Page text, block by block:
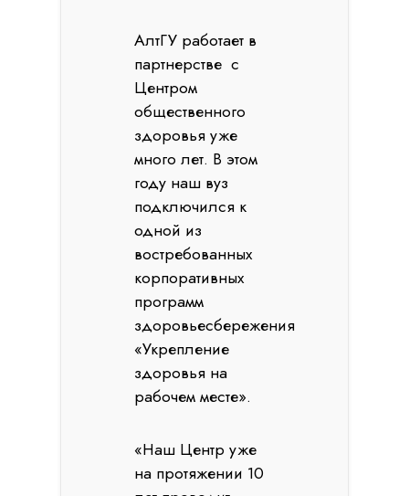
АлтГУ работает в
партнерстве с
Центром
общественного
здоровья уже
много лет. В этом
году наш вуз
подключился к
одной из
востребованных
корпоративных
программ
здоровьесбережения
«Укрепление
здоровья на
рабочем месте».
«Наш Центр уже
на протяжении 10